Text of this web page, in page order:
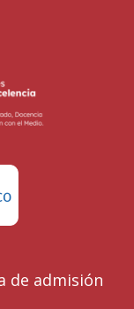
de admisión